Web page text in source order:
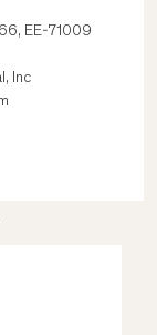
EE-71009
Inc